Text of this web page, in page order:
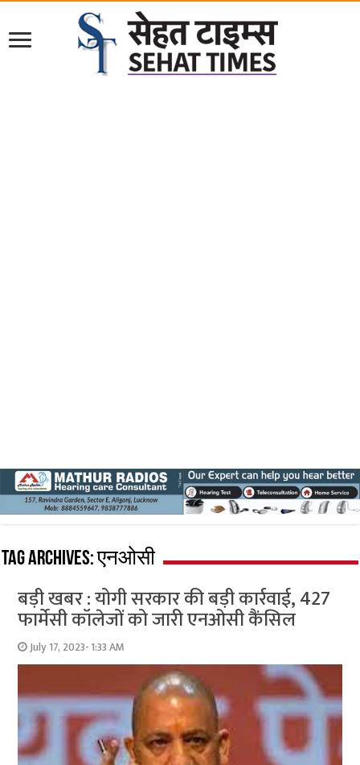
Tag Archives:एनओसी
बड़ी खबर : योगी सरकार की बड़ी कार्रवाई, 427
फार्मेसी कॉलेजों को जारी एनओसी कैंसिल
July 17, 2023- 1:33 AM